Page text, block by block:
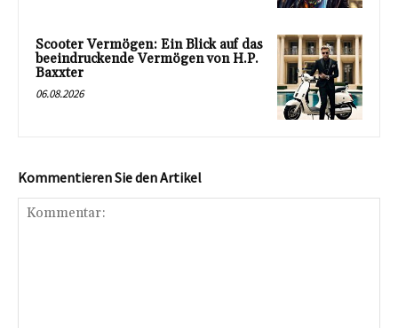
Scooter Vermögen: Ein Blick auf das
beeindruckende Vermögen von H.P.
Baxxter
06.08.2026
Kommentieren Sie den Artikel